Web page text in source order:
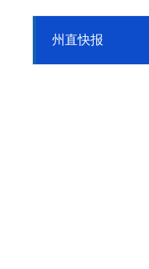
州直快报